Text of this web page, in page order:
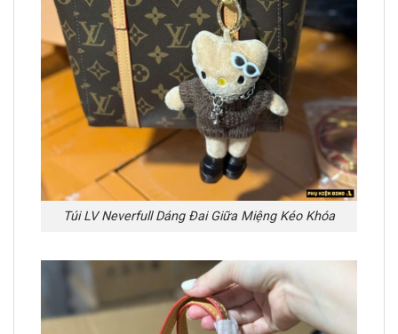
Túi LV Neverfull Dáng Đai Giữa Miệng Kéo Khóa